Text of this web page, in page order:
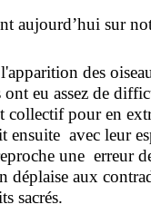
aujourd’hui sur
des
ont eu assez de
collectif pour en
ensuite avec leur
une erreur
déplaise aux
sacrés.